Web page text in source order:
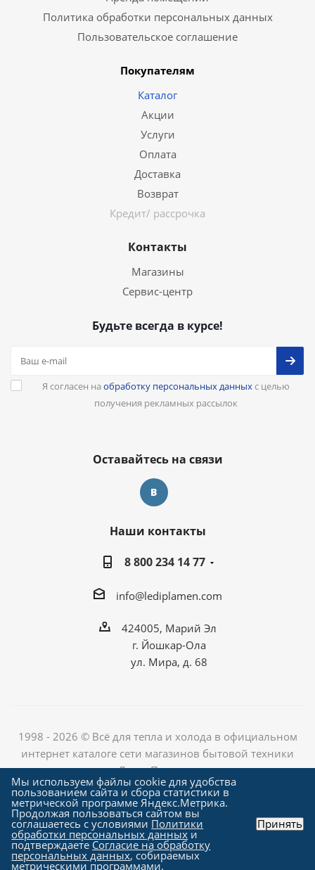
Политика обработки персональных данных
Пользовательское соглашение
Покупателям
Каталог
Акции
Услуги
Оплата
Доставка
Возврат
Кредит/ рассрочка
Контакты
Магазины
Сервис-центр
Будьте всегда в курсе!
Я согласен на обработку персональных данныхс целью
получения рекламных рассылок
Оставайтесь на связи
Наши контакты
8 800 234 14 77
info@lediplamen.com
424005, Марий Эл
г. Йошкар-Ола
ул. Мира, д. 68
1998 - 2026 © Всё для тепла и холода в официальном
интернет каталоге сети магазинов бытовой техники
«Лед и Пламень»
Создание сайта компания
"Алроникс"
Мы используем файлы cookie для удобства
пользованием сайта и сбора статистики в
метрической программе Яндекс.Метрика.
Продолжая пользоваться сайтом вы
соглашаетесь с условиями Политики
обработки персональных данных и
подтверждаете Согласие на обработку
персональных данных, собираемых
метрическими программами.
Принять